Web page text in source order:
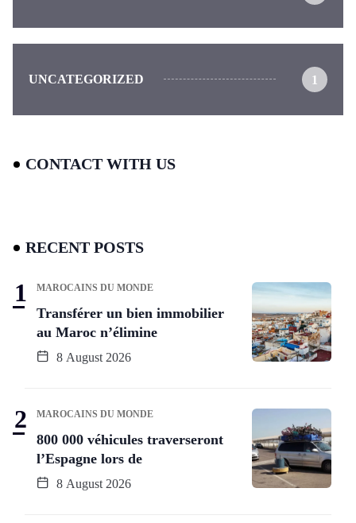
UNCATEGORIZED 1
CONTACT WITH US
RECENT POSTS
MAROCAINS DU MONDE
Transférer un bien immobilier
au Maroc n’élimine
8 August 2026
MAROCAINS DU MONDE
800 000 véhicules traverseront
l’Espagne lors de
8 August 2026